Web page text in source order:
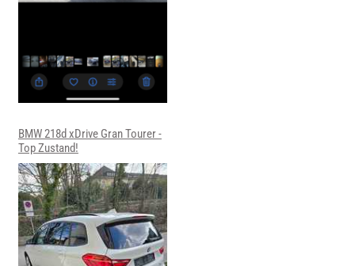
BMW 218d xDrive Gran Tourer -
Top Zustand!